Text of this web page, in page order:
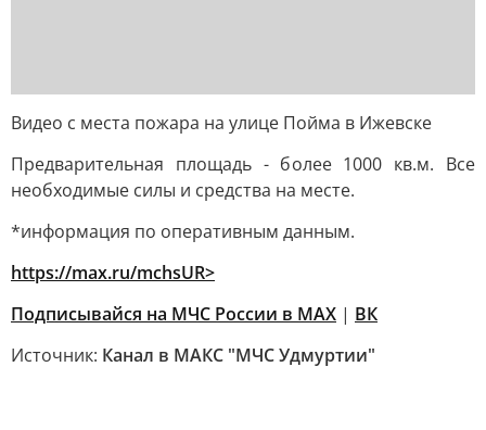
Видео с места пожара на улице Пойма в Ижевске
Предварительная площадь - более 1000 кв.м. Все
необходимые силы и средства на месте.
*информация по оперативным данным.
https://max.ru/mchsUR>
Подписывайся на МЧС России в MAX | ВК
Источник: Канал в МАКС "МЧС Удмуртии"